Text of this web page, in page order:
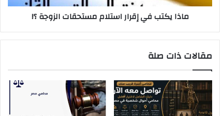
ماذا يكتب في إقرار استلام مستحقات الزوجة ؟!
مقالات ذات صلة